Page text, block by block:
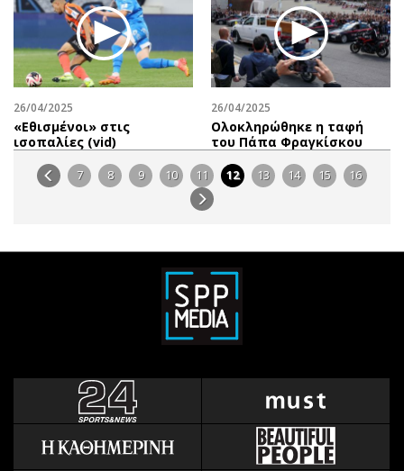
26/04/2025
«Εθισμένοι» στις
ισοπαλίες (vid)
26/04/2025
Ολοκληρώθηκε η ταφή
του Πάπα Φραγκίσκου
7 8 9 10 11 12 13 14 15 16